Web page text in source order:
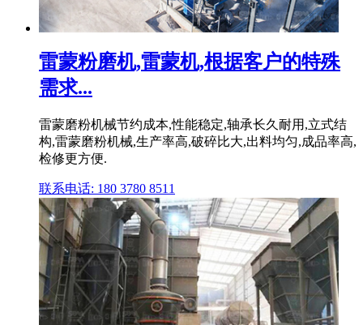
雷蒙粉磨机,雷蒙机,根据客户的特殊
需求...
雷蒙磨粉机械节约成本,性能稳定,轴承长久耐用,立式结
构,雷蒙磨粉机械,生产率高,破碎比大,出料均匀,成品率高,
检修更方便.
联系电话: 180 3780 8511